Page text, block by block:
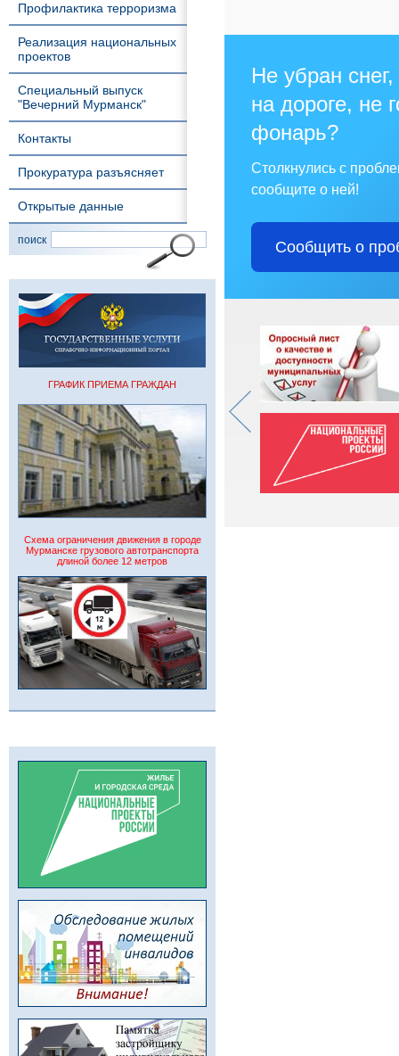
Профилактика терроризма
Реализация национальных
проектов
Специальный выпуск
"Вечерний Мурманск"
Контакты
Прокуратура разъясняет
Открытые данные
поиск
ГРАФИК ПРИЕМА ГРАЖДАН
Схема ограничения движения в городе
Мурманске грузового автотранспорта
длиной более 12 метров
Не убран
на дороге, не
фонарь?
Столкнулись с
сообщите о ней!
Сообщить о